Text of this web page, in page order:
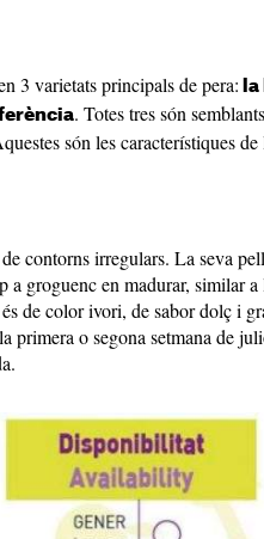
3 varietats principals de pera:
. Totes tres són
són les característiques de
contorns irregulars. La seva
groguenc en madurar, similar a
de color ivori, de sabor dolç i
primera o segona setmana de